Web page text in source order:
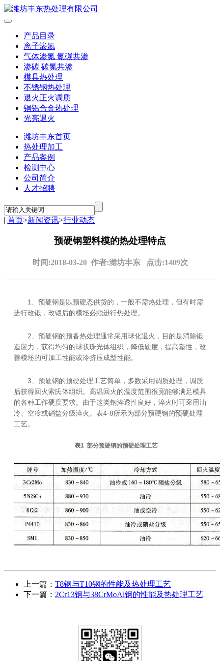
产品目录
离子渗氮
气体渗氮 氮碳共渗
渗碳 碳氮共渗
模具热处理
不锈钢热处理
退火正火调质
铜铝合金热处理
光亮退火
潍坊丰东首页
热处理加工
产品案例
检测中心
公司简介
人才招聘
| 首页>新闻资讯>行业动态
预硬钢塑料模的热处理特点
时间:2018-03-20 作者:潍坊丰东 点击:1409次
1、预硬钢是以预硬态供货的，一般不需热处理，但有时需
进行改锻，改锻后的模坯必须进行热处理。
2、预硬钢的预备热处理通常采用球化退火，目的是消除锻
造应力，获得均匀的球状珠光体组织，降低硬度，提高塑性，改
善模坯的可加工性能或冷挤压成型性能。
3、预硬钢的预硬处理工艺简单，多数采用调质处理，调质
后获得回火索氏体组织。高温回火的温度范围很宽能够满足模具
的各种工作硬度要求。由于这类钢淬透性良好，淬火时可采用油
冷、空冷或硝盐分级淬火。表4-8所示为部分预硬钢的预硬处理
工艺。
表1 部分预硬钢的预硬处理工艺
上一篇： T8钢与T10钢的性能及热处理工艺
下一篇： 2Cr13钢与38CrMoAl钢的性能及热处理工艺